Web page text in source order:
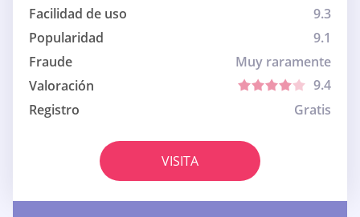
Facilidad de uso
9.3
Popularidad
9.1
Fraude
Muy raramente
Valoración
9.4
Registro
Gratis
VISITA